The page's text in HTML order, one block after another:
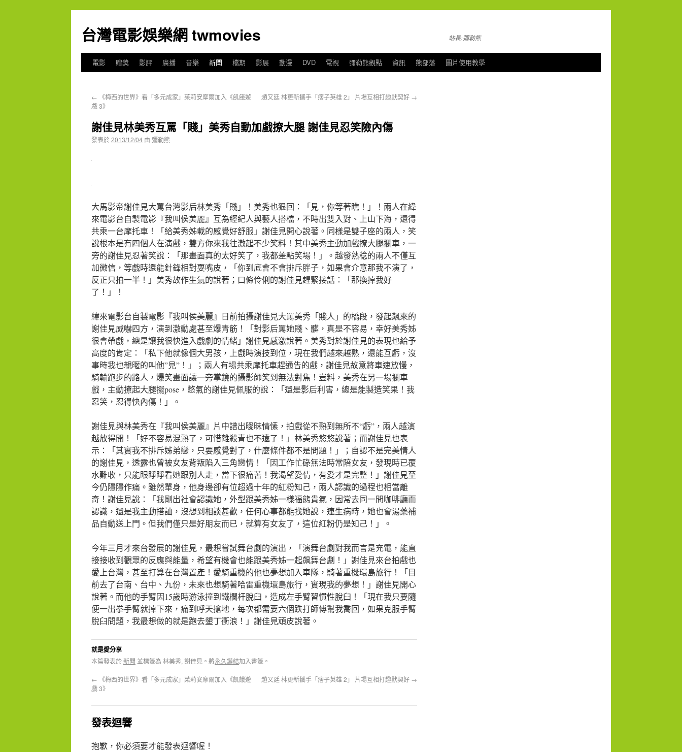
台灣電影娛樂網 twmovies 站長:彌勒熊
電影 贈獎 影評 廣播 音樂 新聞 檔期 影展 動漫 DVD 電視 彌勒熊觀點 資訊 熊部落 圖片使用教學
← 《梅西的世界》看「多元成家」茱莉安摩爾加入《飢餓遊
戲 3》
趙又廷 林更新攜手「痞子英雄 2」 片場互相打趣默契好 →
謝佳見林美秀互罵「賤」美秀自動加戲撩大腿 謝佳見忍笑險內傷
發表於2013/12/04 由 彌勒熊
大馬影帝謝佳見大罵台灣影后林美秀「賤」！美秀也狠回：「見，你等著瞧！」！兩人在緯
來電影台自製電影『我叫侯美麗』互為經紀人與藝人搭檔，不時出雙入對、上山下海，還得
共乘一台摩托車！「給美秀姊載的感覺好舒服」謝佳見開心說著。同樣是雙子座的兩人，笑
說根本是有四個人在演戲，雙方你來我往激起不少笑料！其中美秀主動加戲撩大腿攔車，一
旁的謝佳見忍著笑說：「那畫面真的太好笑了，我都差點笑場！」。越發熟稔的兩人不僅互
加微信，等戲時還能針鋒相對耍嘴皮，「你到底會不會排斥胖子，如果會介意那我不演了，
反正只拍一半！」美秀故作生氣的說著；口條伶俐的謝佳見趕緊接話：「那換掉我好
了！」！
緯來電影台自製電影『我叫侯美麗』日前拍攝謝佳見大罵美秀「賤人」的橋段，發起飆來的
謝佳見威嚇四方，演到激動處甚至爆青筋！「對影后罵她賤、髒，真是不容易，幸好美秀姊
很會帶戲，總是讓我很快進入戲劇的情緒」謝佳見感激說著。美秀對於謝佳見的表現也給予
高度的肯定：「私下他就像個大男孩，上戲時演技到位，現在我們越來越熟，還能互虧，沒
事時我也親暱的叫他”見”！」；兩人有場共乘摩托車趕通告的戲，謝佳見故意將車速放慢，
騎輸跑步的路人，爆笑畫面讓一旁掌鏡的攝影師笑到無法對焦！豈料，美秀在另一場攔車
戲，主動撩起大腿擺pose，憋氣的謝佳見佩服的說：「還是影后利害，總是能製造笑果！我
忍笑，忍得快內傷！」。
謝佳見與林美秀在『我叫侯美麗』片中譜出曖昧情愫，拍戲從不熟到無所不“虧”，兩人越演
越放得開！「好不容易混熟了，可惜離殺青也不遠了！」林美秀悠悠說著；而謝佳見也表
示：「其實我不排斥姊弟戀，只要感覺對了，什麼條件都不是問題！」；自認不是完美情人
的謝佳見，透露也曾被女友背叛陷入三角戀情！「因工作忙碌無法時常陪女友，發現時已覆
水難收，只能眼睜睜看她跟別人走，當下很痛苦！我渴望愛情，有愛才是完整！」謝佳見至
今仍隱隱作痛。雖然單身，他身邊卻有位超過十年的紅粉知己，兩人認識的過程也相當離
奇！謝佳見說：「我剛出社會認識她，外型跟美秀姊一樣福態貴氣，因常去同一間咖啡廳而
認識，還是我主動搭訕，沒想到相談甚歡，任何心事都能找她說，連生病時，她也會湯藥補
品自動送上門。但我們僅只是好朋友而已，就算有女友了，這位紅粉仍是知己！」。
今年三月才來台發展的謝佳見，最想嘗試舞台劇的演出，「演舞台劇對我而言是充電，能直
接接收到觀眾的反應與能量，希望有機會也能跟美秀姊一起飆舞台劇！」謝佳見來台拍戲也
愛上台灣，甚至打算在台灣置產！愛騎重機的他也夢想加入車隊，騎著重機環島旅行！「目
前去了台南、台中、九份，未來也想騎著哈雷重機環島旅行，實現我的夢想！」謝佳見開心
說著。而他的手臂因15歲時游泳撞到鐵欄杆脫臼，造成左手臂習慣性脫臼！「現在我只要隨
便一出拳手臂就掉下來，痛到呼天搶地，每次都需要六個跌打師傅幫我喬回，如果克服手臂
脫臼問題，我最想做的就是跑去墾丁衝浪！」謝佳見頑皮說著。
就是愛分享
本篇發表於新聞 並標籤為 林美秀, 謝佳見。將永久鏈結加入書籤。
← 《梅西的世界》看「多元成家」茱莉安摩爾加入《飢餓遊
戲 3》
趙又廷 林更新攜手「痞子英雄 2」 片場互相打趣默契好 →
發表迴響
抱歉，你必須要才能發表迴響喔！